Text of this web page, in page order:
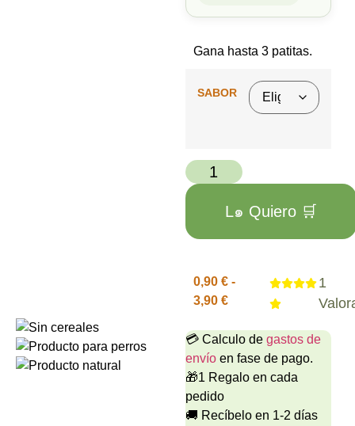
Gana hasta 3 patitas.
SABOR
L๑ Quiero 🛒
0,90 € -
3,90 €
1
💳 Calculo de gastos de
envíoen fase de pago.
🎁1 Regalo en cada
pedido
🚚 Recíbelo en 1-2 días